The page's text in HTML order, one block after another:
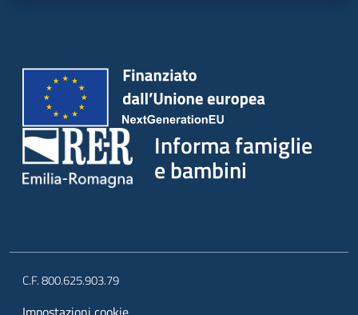
Informa famiglie
e bambini
C.F. 800.625.903.79